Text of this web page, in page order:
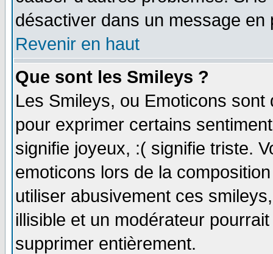
désactiver dans un message
Revenir en haut
Que sont les Smileys ?
Les Smileys, ou Emoticons
pour exprimer certains
signifie joyeux, :( signifie triste.
emoticons lors de la
utiliser abusivement ces
illisible et un modérateur
supprimer entièrement.